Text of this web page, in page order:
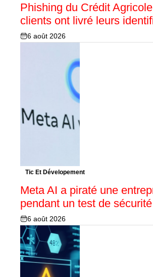
Phishing du Crédit
clients ont livré leurs
6 août 2026
Tic Et Dévelopement
Meta AI a piraté une
pendant un test de sécurité
6 août 2026